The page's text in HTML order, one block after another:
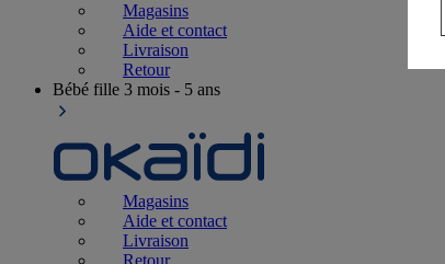
Magasins
Aide et contact
Livraison
Retour
Bébé fille 3 mois - 5 ans
Magasins
Aide et contact
Livraison
Retour